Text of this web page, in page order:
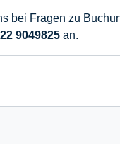
bei Fragen zu
9049825 an.